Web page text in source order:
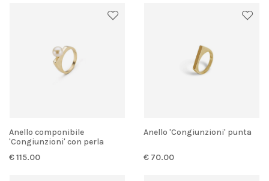
Anello componibile
'Congiunzioni' con perla
€ 115.00
Anello 'Congiunzioni' punta
€ 70.00